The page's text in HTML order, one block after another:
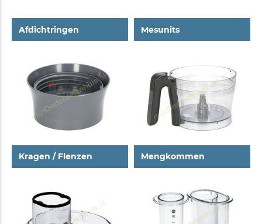
Afdichtringen Mesunits
Kragen / Flenzen Mengkommen